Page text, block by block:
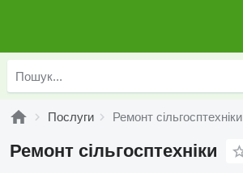
Послуги Ремонт сільгосптехніки
Ремонт сільгосптехніки